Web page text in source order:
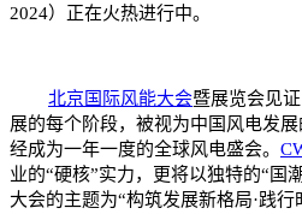
2024）正在火热进行中。
北京国际风能大会暨展览会见
展的每个阶段，被视为中国风电发
经成为一年一度的全球风电盛会。
业的“硬核”实力，更将以独特的“国
大会的主题为“构筑发展新格局·践行